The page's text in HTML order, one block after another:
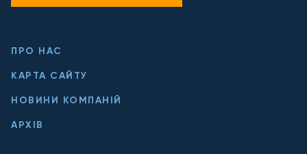
ПРО НАС
КАРТА САЙТУ
НОВИНИ КОМПАНІЙ
АРХІВ